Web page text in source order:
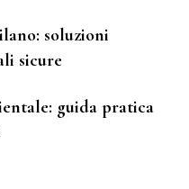
soluzioni
sicure
guida pratica